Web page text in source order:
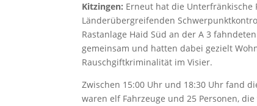
Kitzingen: Erneut hat die Unterfränkische
Länderübergreifenden
Rastanlage Haid Süd an der A 3
gemeinsam und hatten dabei gezielt
Rauschgiftkriminalität im Visier.
Zwischen 15:00 Uhr und 18:30 Uhr fand
waren elf Fahrzeuge und 25 Personen,